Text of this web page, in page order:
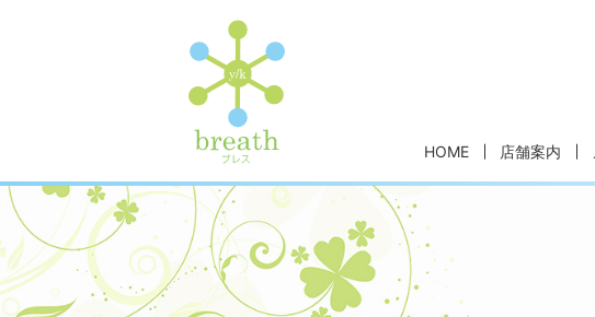
HOME 店舗案内